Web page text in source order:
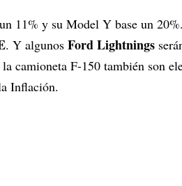
11% y su Model Y base un
. Y algunos Ford Lightnings
camioneta F-150 también son
Inflación.